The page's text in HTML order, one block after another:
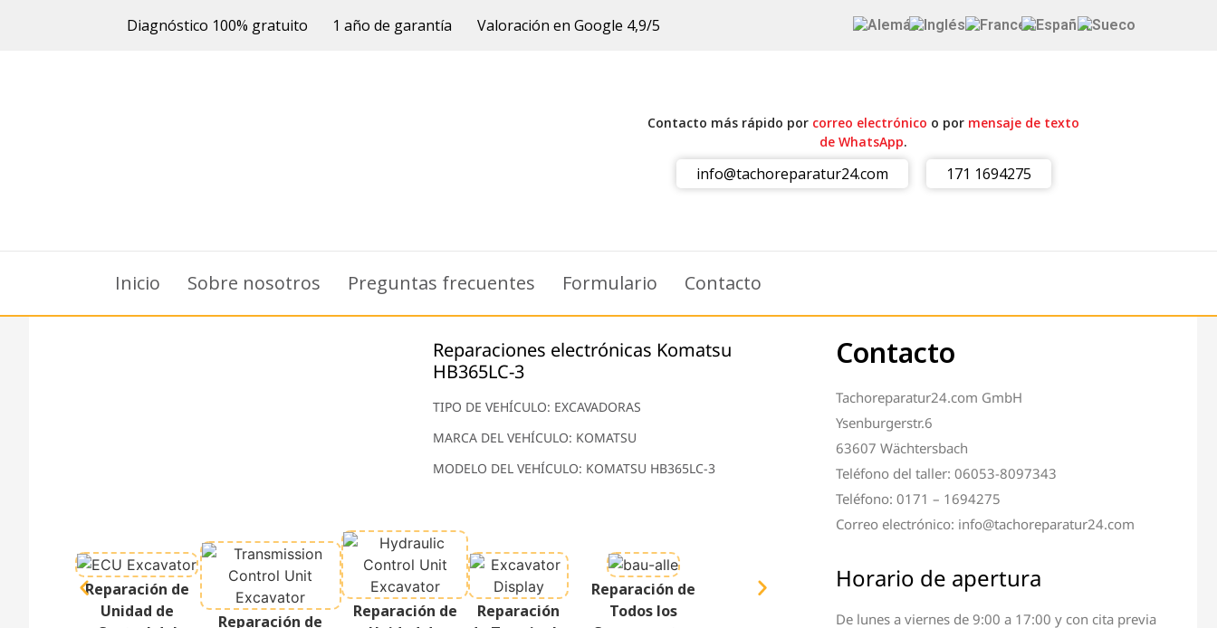
Diagnóstico 100% gratuito 1 año de garantía Valoración en Google 4,9/5
Contacto más rápido por correo electrónico o por mensaje de texto
de WhatsApp.
info@tachoreparatur24.com 171 1694275
Inicio Sobre nosotros Preguntas frecuentes Formulario Contacto
Reparaciones electrónicas Komatsu
HB365LC-3
TIPO DE VEHÍCULO: EXCAVADORAS
MARCA DEL VEHÍCULO: KOMATSU
MODELO DEL VEHÍCULO: KOMATSU HB365LC-3
Reparación de
Unidad de
Reparación de
Reparación de
Reparación
Reparación de
Todos los
Contacto
Tachoreparatur24.com GmbH
Ysenburgerstr.6
63607 Wächtersbach
Teléfono del taller: 06053-8097343
Teléfono: 0171 – 1694275
Correo electrónico: info@tachoreparatur24.com
Horario de apertura
De lunes a viernes de 9:00 a 17:00 y con cita previa